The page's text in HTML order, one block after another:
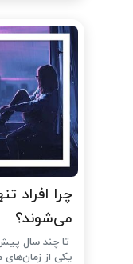
چرا افراد
می‌شوند؟
تا چند سال پیش
یکی از